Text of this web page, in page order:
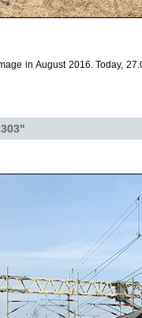
in August 2016. Today,